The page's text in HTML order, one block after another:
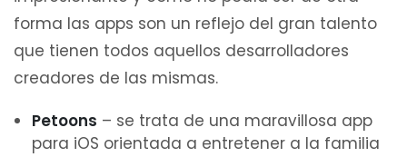
forma las apps son un reflejo del gran talento
que tienen todos aquellos desarrolladores
creadores de las mismas.
Petoons – se trata de una maravillosa app
para iOS orientada a entretener a la familia